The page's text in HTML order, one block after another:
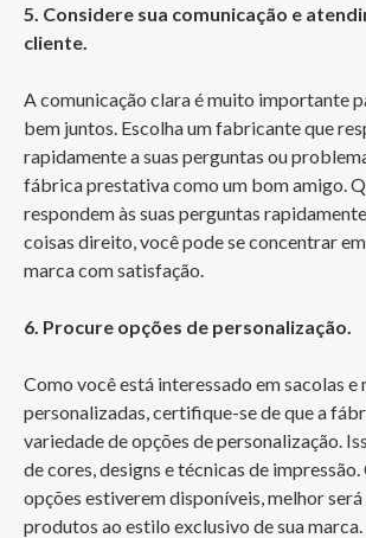
5. Considere sua comunicação e
cliente.
A comunicação clara é muito importante
bem juntos. Escolha um fabricante que
rapidamente a suas perguntas ou
fábrica prestativa como um bom amigo.
respondem às suas perguntas
coisas direito, você pode se concentrar
marca com satisfação.
6. Procure opções de personalização.
Como você está interessado em sacolas e
personalizadas, certifique-se de que a
variedade de opções de personalização.
de cores, designs e técnicas de
opções estiverem disponíveis, melhor
produtos ao estilo exclusivo de sua marca.